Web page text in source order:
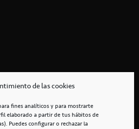
de las cookies
fines analíticos y para mostrarte
elaborado a partir de tus hábitos de
Puedes configurar o rechazar la